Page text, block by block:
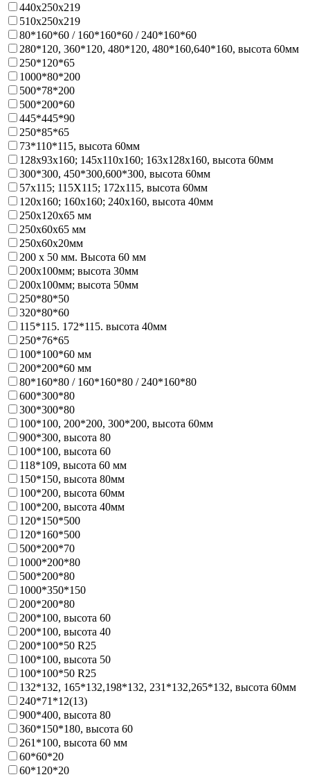
440х250х219
510х250х219
80*160*60 / 160*160*60 / 240*160*60
280*120, 360*120, 480*120, 480*160,640*160, высота 60мм
250*120*65
1000*80*200
500*78*200
500*200*60
445*445*90
250*85*65
73*110*115, высота 60мм
128х93x160; 145х110x160; 163х128x160, высота 60мм
300*300, 450*300,600*300, высота 60мм
57х115; 115Х115; 172х115, высота 60мм
120х160; 160х160; 240х160, высота 40мм
250х120х65 мм
250х60х65 мм
250х60х20мм
200 х 50 мм. Высота 60 мм
200х100мм; высота 30мм
200х100мм; высота 50мм
250*80*50
320*80*60
115*115. 172*115. высота 40мм
250*76*65
100*100*60 мм
200*200*60 мм
80*160*80 / 160*160*80 / 240*160*80
600*300*80
300*300*80
100*100, 200*200, 300*200, высота 60мм
900*300, высота 80
100*100, высота 60
118*109, высота 60 мм
150*150, высота 80мм
100*200, высота 60мм
100*200, высота 40мм
120*150*500
120*160*500
500*200*70
1000*200*80
500*200*80
1000*350*150
200*200*80
200*100, высота 60
200*100, высота 40
200*100*50 R25
100*100, высота 50
100*100*50 R25
132*132, 165*132,198*132, 231*132,265*132, высота 60мм
240*71*12(13)
900*400, высота 80
360*150*180, высота 60
261*100, высота 60 мм
60*60*20
60*120*20